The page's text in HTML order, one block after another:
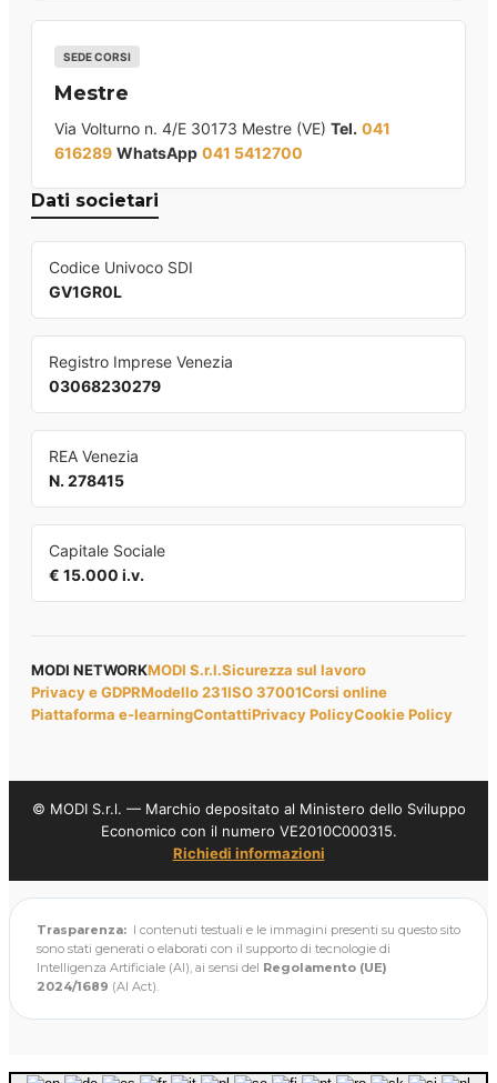
SEDE CORSI
Mestre
Via Volturno n. 4/E 30173 Mestre (VE) Tel. 041
616289 WhatsApp 041 5412700
Dati societari
Codice Univoco SDI
GV1GR0L
Registro Imprese Venezia
03068230279
REA Venezia
N. 278415
Capitale Sociale
€ 15.000 i.v.
MODI NETWORKMODI S.r.l.Sicurezza sul lavoro
Privacy e GDPRModello 231ISO 37001Corsi online
Piattaforma e-learningContattiPrivacy PolicyCookie Policy
© MODI S.r.l. — Marchio depositato al Ministero dello Sviluppo
Economico con il numero VE2010C000315.
Richiedi informazioni
Trasparenza: I contenuti testuali e le immagini presenti su questo sito
sono stati generati o elaborati con il supporto di tecnologie di
Intelligenza Artificiale (AI), ai sensi del Regolamento (UE)
2024/1689 (AI Act).